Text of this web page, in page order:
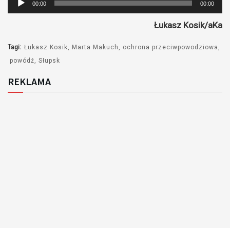
plików
00:00 00:00
Łukasz Kosik/aKa
Tagi: Łukasz Kosik Marta Makuch
ochrona przeciwpowodziowa
powódź
Słupsk
REKLAMA